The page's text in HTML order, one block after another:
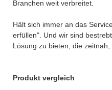
Branchen weit verbreitet.
Hält sich immer an das
erfüllen". Und wir sind
Lösung zu bieten, die
Produkt vergleich